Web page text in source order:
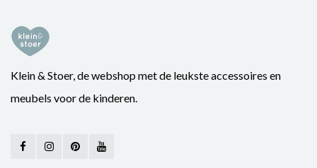
Klein & Stoer, de webshop met de leukste accessoires en
meubels voor de kinderen.